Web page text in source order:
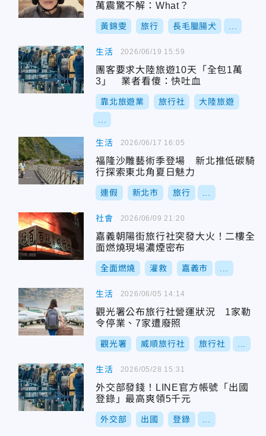
萬震驚不解：What？
黃錦雯 旅行 長毛臘腸犬
生活
團客要求大陸旅遊10天「全包1萬
3」 業者看傻：快吐血
靠北旅遊業 旅行社 大陸旅遊
2026/06/19 15:59
生活
福隆沙雕藝術季登場 新北推低碳騎
行探索東北角夏日魅力
連假 新北市 旅行
2026/06/17 16:05
社會
嘉義朝陽街旅行社突發大火！二樓全
面燃燒現場濃煙密布
全面燃燒 灌救 嘉義市
2026/06/09 21:20
生活
觀光署公布旅行社營運狀況 1家勒
令停業、7家遭廢照
觀光署 威順旅行社 旅行社
2026/06/05 14:14
生活
外交部發錢！LINE官方帳號「出國
登錄」最高爽領5千元
外交部 出國 登錄
2026/05/28 15:31